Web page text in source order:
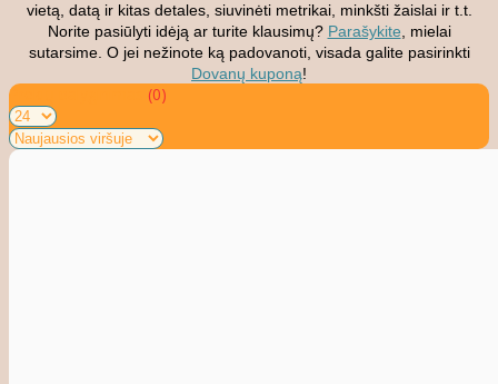
vietą, datą ir kitas detales, siuvinėti metrikai, minkšti žaislai ir t.t.
Norite pasiūlyti idėją ar turite klausimų? Parašykite , mielai
sutarsime. O jei nežinote ką padovanoti, visada galite pasirinkti
Dovanų kuponą!
Prekių palyginimas (0)